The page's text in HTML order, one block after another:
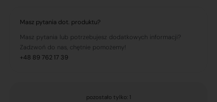
Masz pytania dot. produktu?
Masz pytania lub potrzebujesz dodatkowych informacji?
Zadzwoń do nas, chętnie pomożemy!
+48 89 762 17 39
pozostało tylko: 1